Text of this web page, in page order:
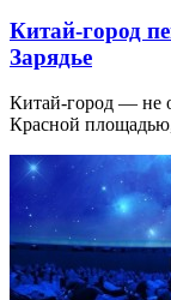
Китай-город
Зарядье
Китай-город — не
Красной